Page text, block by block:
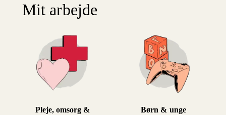
Mit arbejde
Pleje, omsorg &
Børn & unge